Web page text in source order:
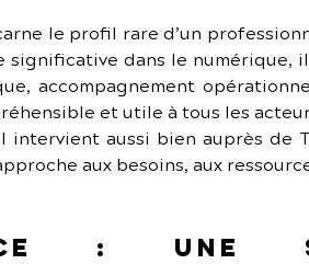
le profil rare d’un
significative dans le
accompagnement
et utile à tous les
intervient aussi bien auprès de
aux besoins, aux
: une